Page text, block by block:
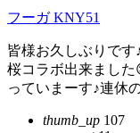
フーガ KNY51
皆様お久しぶりです
桜コラボ出来まし
っていまーす♪連休
thumb_up 107